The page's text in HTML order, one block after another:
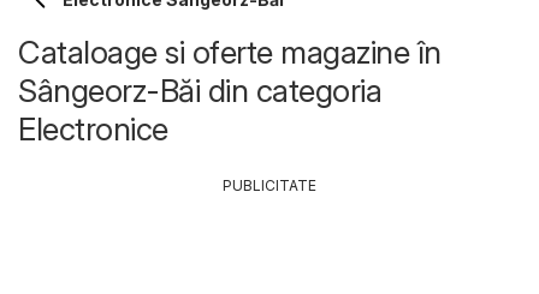
Cataloage si oferte magazine în
Sângeorz-Băi din categoria
Electronice
PUBLICITATE